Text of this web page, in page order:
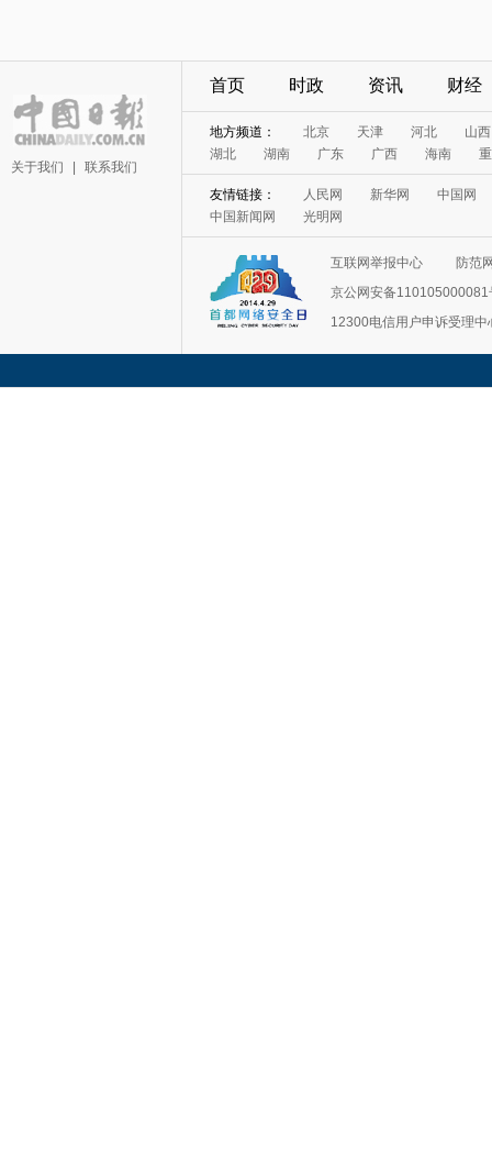
关于我们 联系我们
首页 时政 资讯 财经
地方频道： 北京 天津 河北
山西
湖北
湖南 广东 广西 海南
友情链接： 人民网 新华网
中国网
中国新闻网
光明网
互联网举报中心
防范
京公网安备110105000081
12300电信用户申诉受理中